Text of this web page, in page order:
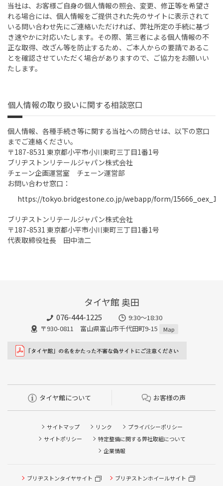
当社は、お客様ご自身の個人情報の照会、変更、修正等を希望さ
れる場合には、個人情報をご提供された先のサイトに表示されて
いる問い合わせ先にご連絡いただければ、弊社所定の手続に基づ
き速やかに対応いたします。その際、第三者による個人情報の不
正な取得、改ざん等を防止するため、ご本人からの要請であるこ
とを確認させていただく場合がありますので、ご協力をお願いい
たします。
個人情報の取り扱いに関する相談窓口
個人情報、各種手続き等に関する当社への問合せは、以下の窓口
までご連絡ください。
〒187-8531 東京都小平市小川東町三丁目1番1号
ブリヂストンリテールジャパン株式会社
チェーン企画運営室 チェーン運営部
お問い合わせ窓口：
https://tokyo.bridgestone.co.jp/webapp/form/15666_oex_1/
ブリヂストンリテールジャパン株式会社
〒187-8531 東京都小平市小川東町三丁目1番1号
代表取締役社長 田中浩二
タイヤ館 奥田
076-444-1225
9:30～18:30
〒930-0811 富山県富山市千代田町9-15
Map
タイヤ館について お客様の声
サイトマップ リンク
プライバシーポリシー
サイトポリシー
特定整備に関する弊社取組について
企業情報
ブリヂストンタイヤサイト ブリヂストンホイールサイト